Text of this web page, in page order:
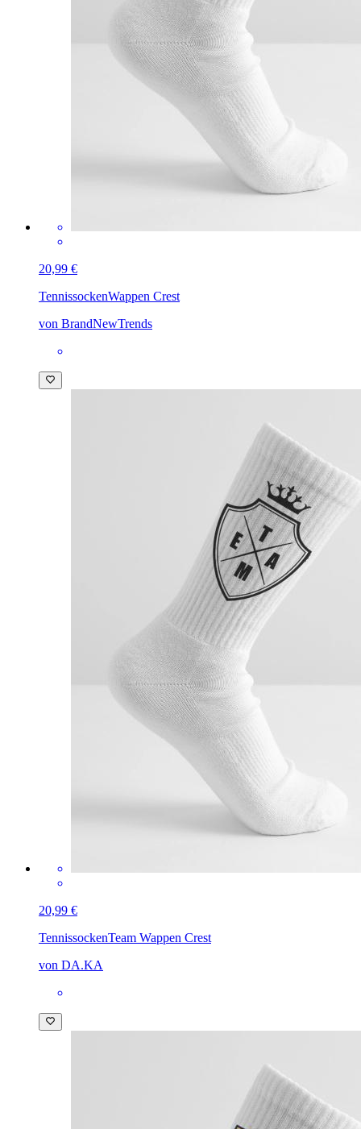
20,99 €
TennissockenWappen Crest
von BrandNewTrends
20,99 €
TennissockenTeam Wappen Crest
von DA.KA